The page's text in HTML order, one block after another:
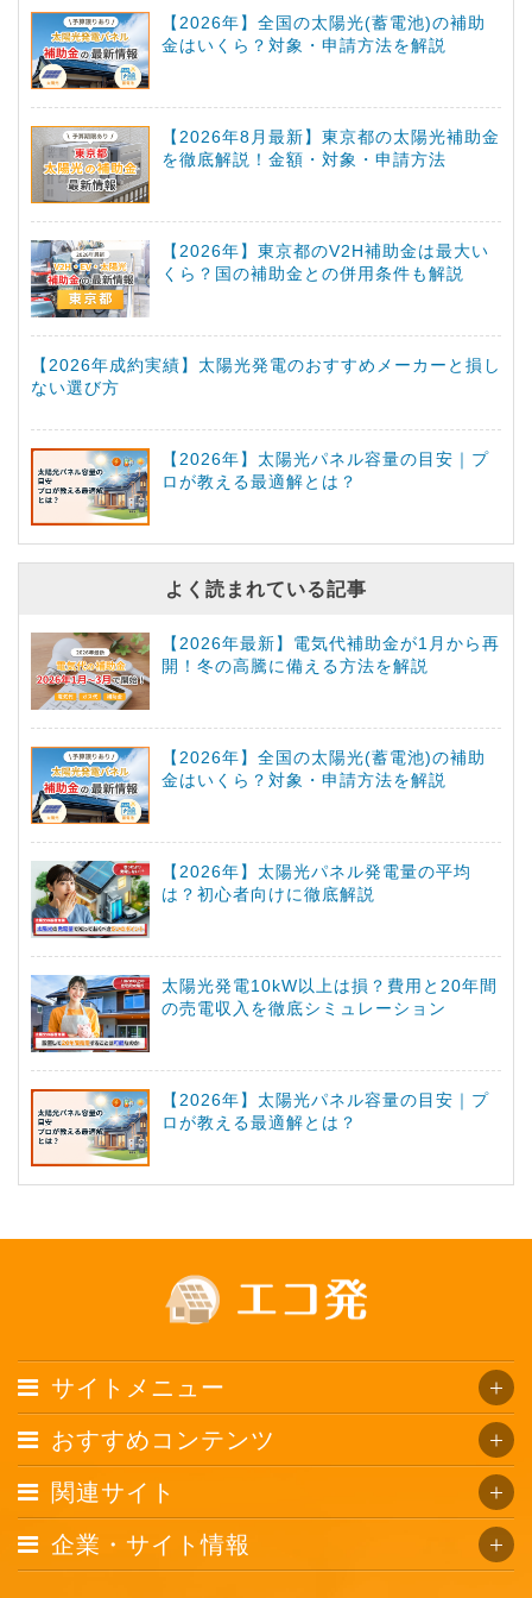
【2026年】全国の太陽光(蓄電池)の補助
金はいくら？対象・申請方法を解説
【2026年8月最新】東京都の太陽光補助金
を徹底解説！金額・対象・申請方法
【2026年】東京都のV2H補助金は最大い
くら？国の補助金との併用条件も解説
【2026年成約実績】太陽光発電のおすすめメーカーと損し
ない選び方
【2026年】太陽光パネル容量の目安｜プ
ロが教える最適解とは？
よく読まれている記事
【2026年最新】電気代補助金が1月から再
開！冬の高騰に備える方法を解説
【2026年】全国の太陽光(蓄電池)の補助
金はいくら？対象・申請方法を解説
【2026年】太陽光パネル発電量の平均
は？初心者向けに徹底解説
太陽光発電10kW以上は損？費用と20年間
の売電収入を徹底シミュレーション
【2026年】太陽光パネル容量の目安｜プ
ロが教える最適解とは？
サイトメニュー
おすすめコンテンツ
関連サイト
企業・サイト情報